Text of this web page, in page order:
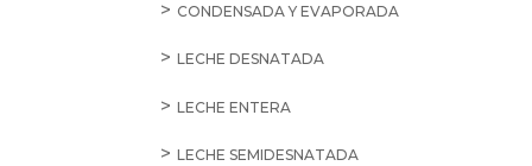
CONDENSADA Y EVAPORADA
LECHE DESNATADA
LECHE ENTERA
LECHE SEMIDESNATADA